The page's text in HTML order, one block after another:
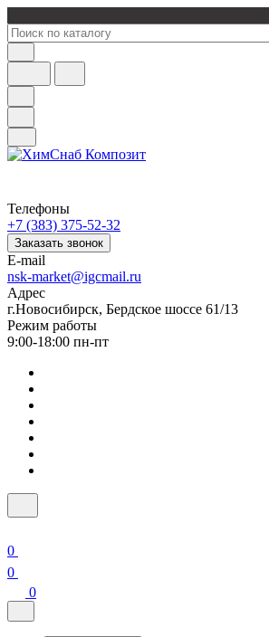
Телефоны
+7 (383) 375-52-32
Заказать звонок
E-mail
nsk-market@igcmail.ru
Адрес
г.Новосибирск, Бердское шоссе 61/13
Режим работы
9:00-18:00 пн-пт
0
0
0